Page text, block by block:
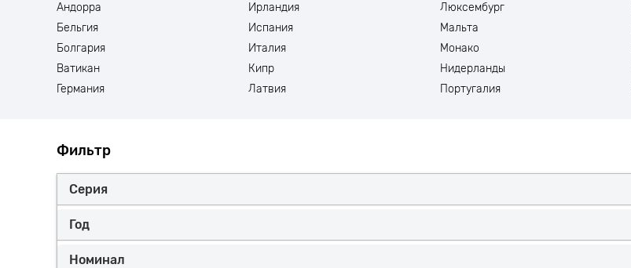
Андорра
Бельгия
Болгария
Ватикан
Германия
Ирландия
Испания
Италия
Кипр
Латвия
Люксембург
Мальта
Монако
Нидерланды
Португалия
Фильтр
Серия
Год
Номинал